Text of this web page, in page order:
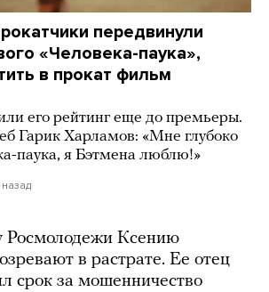
передвинули
«Человека-паука»,
в прокат фильм
его рейтинг еще до премьеры.
Гарик Харламов: «Мне глубоко
паука, я Бэтмена люблю!»
Росмолодежи Ксению
в растрате. Ее отец
срок за мошенничество